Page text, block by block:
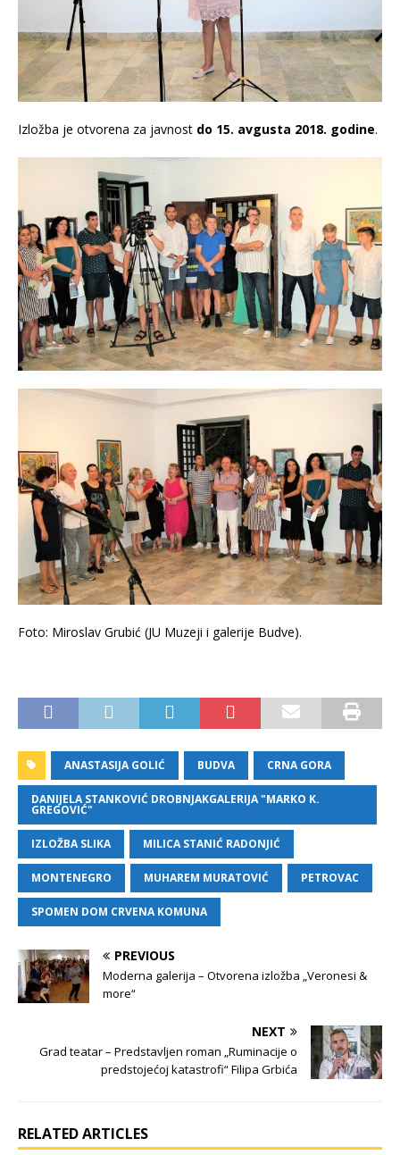
Izložba je otvorena za javnost do 15. avgusta 2018. godine.
Foto: Miroslav Grubić (JU Muzeji i galerije Budve).
ANASTASIJA GOLIĆ BUDVA CRNA GORA
DANIJELA STANKOVIĆ DROBNJAKGALERIJA "MARKO K.
GREGOVIĆ"
IZLOŽBA SLIKA MILICA STANIĆ RADONJIĆ
MONTENEGRO MUHAREM MURATOVIĆ PETROVAC
SPOMEN DOM CRVENA KOMUNA
PREVIOUS
Moderna galerija – Otvorena izložba „Veronesi &
more“
NEXT
Grad teatar – Predstavljen roman „Ruminacije o
predstojećoj katastrofi“ Filipa Grbića
RELATED ARTICLES